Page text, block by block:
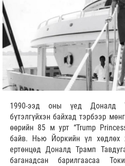
1990-ээд оны үед Доналд
бүтэлгүйхэн байхад тэрбээр
өөрийн 85 м урт “Trump
байв. Нью Йоркийн үл хөдлөх
ертөнцөд Доналд Трамп
баганадсан барилгаасаа